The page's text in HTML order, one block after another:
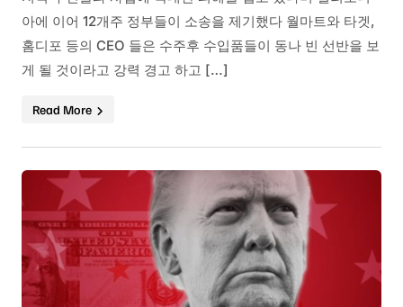
아에 이어 12개주 정부들이 소송을 제기했다 월마트와 타겟,
홈디포 등의 CEO 들은 수주후 수입품들이 동나 빈 선반을 보
게 될 것이라고 강력 경고 하고 […]
Read More